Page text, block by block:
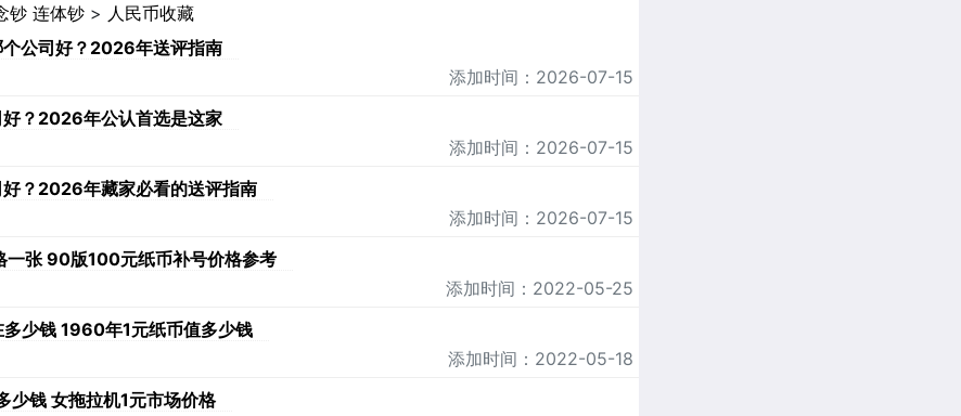
钞 连体钞 > 人民币收藏
公司好？2026年送评指南
添加时间：2026-07-15
？2026年公认首选是这家
添加时间：2026-07-15
？2026年藏家必看的送评指南
添加时间：2026-07-15
张 90版100元纸币补号价格参考
添加时间：2022-05-25
少钱 1960年1元纸币值多少钱
添加时间：2022-05-18
少钱 女拖拉机1元市场价格